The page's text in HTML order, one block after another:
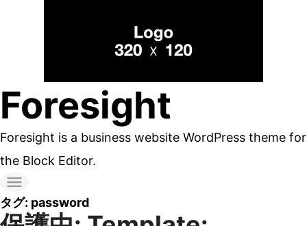
ツ
ッ
プ
Foresight
Foresight is a business website WordPress theme for
the Block Editor.
タグ: password